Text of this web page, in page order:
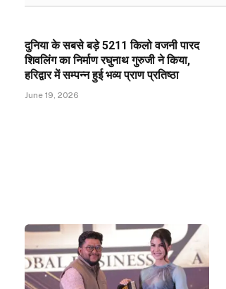
दुनिया के सबसे बड़े 5211 किलो वजनी पारद
शिवलिंग का निर्माण रघुनाथ गुरुजी ने किया,
हरिद्वार में सम्पन्न हुई भव्य प्राण प्रतिष्ठा
June 19, 2026